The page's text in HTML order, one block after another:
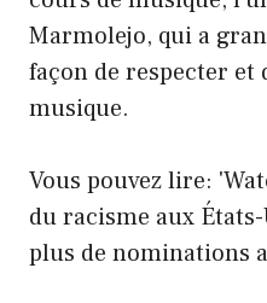
Marmolejo, qui a
façon de respecter et
musique.
Vous pouvez lire:
du racisme aux
plus de nominations